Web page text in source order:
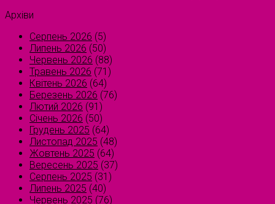
Архіви
Серпень 2026 (5)
Липень 2026 (50)
Червень 2026 (88)
Травень 2026 (71)
Квітень 2026 (64)
Березень 2026 (76)
Лютий 2026 (91)
Січень 2026 (50)
Грудень 2025 (64)
Листопад 2025 (48)
Жовтень 2025 (64)
Вересень 2025 (37)
Серпень 2025 (31)
Липень 2025 (40)
Червень 2025 (76)